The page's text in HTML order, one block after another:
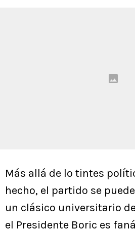
Más allá de lo tintes
hecho, el partido se
un clásico universitario
el Presidente Boric es